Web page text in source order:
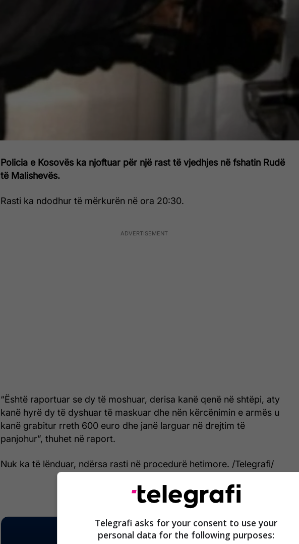
Policia e Kosovës ka njoftuar për një rast të vjedhjes në fshatin Rudë
të Malishevës.
Rasti ka ndodhur të mërkurën në ora 20:30.
“Është raportuar se dy të moshuar, derisa kanë qenë në shtëpi, aty
kanë hyrë dy të dyshuar të maskuar dhe nën kërcënimin e armës u
kanë grabitur rreth 600 euro dhe janë larguar në drejtim të
panjohur”, thuhet në raport.
Nuk ka të lënduar, ndërsa rasti në procedurë hetimore. /Telegrafi/
Telegrafi asks for your consent to use your
personal data for the following purposes: